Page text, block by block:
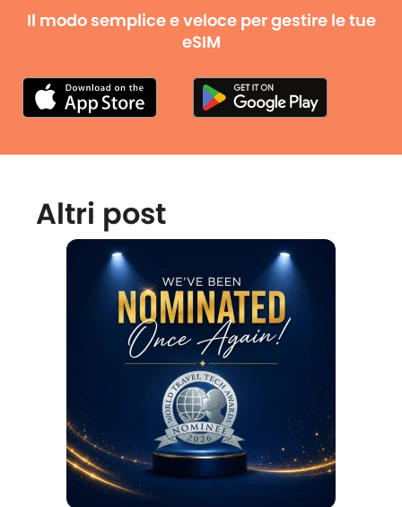
Il modo semplice e veloce per gestire le tue
eSIM
Altri post